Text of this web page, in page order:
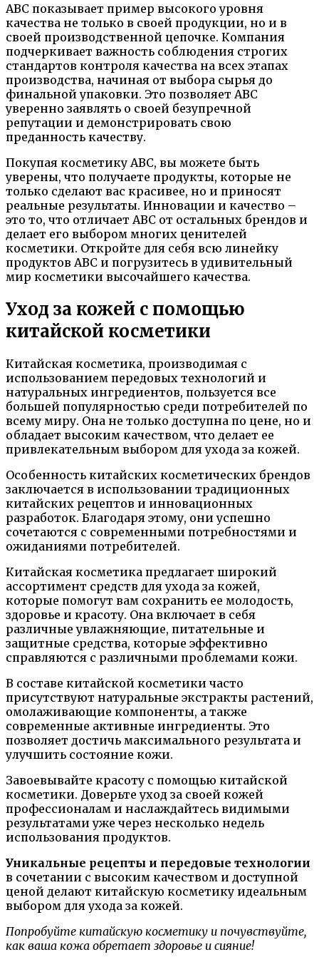
ABC показывает пример высокого уровня
качества не только в своей продукции, но и в
своей производственной цепочке. Компания
подчеркивает важность соблюдения строгих
стандартов контроля качества на всех этапах
производства, начиная от выбора сырья до
финальной упаковки. Это позволяет ABC
уверенно заявлять о своей безупречной
репутации и демонстрировать свою
преданность качеству.
Покупая косметику ABC, вы можете быть
уверены, что получаете продукты, которые не
только сделают вас красивее, но и приносят
реальные результаты. Инновации и качество –
это то, что отличает ABC от остальных брендов и
делает его выбором многих ценителей
косметики. Откройте для себя всю линейку
продуктов ABC и погрузитесь в удивительный
мир косметики высочайшего качества.
Уход за кожей с помощью
китайской косметики
Китайская косметика, производимая с
использованием передовых технологий и
натуральных ингредиентов, пользуется все
большей популярностью среди потребителей по
всему миру. Она не только доступна по цене, но и
обладает высоким качеством, что делает ее
привлекательным выбором для ухода за кожей.
Особенность китайских косметических брендов
заключается в использовании традиционных
китайских рецептов и инновационных
разработок. Благодаря этому, они успешно
сочетаются с современными потребностями и
ожиданиями потребителей.
Китайская косметика предлагает широкий
ассортимент средств для ухода за кожей,
которые помогут вам сохранить ее молодость,
здоровье и красоту. Она включает в себя
различные увлажняющие, питательные и
защитные средства, которые эффективно
справляются с различными проблемами кожи.
В составе китайской косметики часто
присутствуют натуральные экстракты растений,
омолаживающие компоненты, а также
современные активные ингредиенты. Это
позволяет достичь максимального результата и
улучшить состояние кожи.
Завоевывайте красоту с помощью китайской
косметики. Доверьте уход за своей кожей
профессионалам и наслаждайтесь видимыми
результатами уже через несколько недель
использования продуктов.
Уникальные рецепты и передовые технологии
в сочетании с высоким качеством и доступной
ценой делают китайскую косметику идеальным
выбором для ухода за кожей.
Попробуйте китайскую косметику и почувствуйте,
как ваша кожа обретает здоровье и сияние!